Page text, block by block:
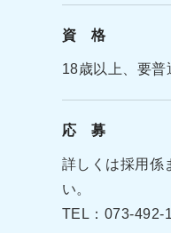
資 格
18歳以上、要普
応 募
詳しくは採用係
い。
TEL：073-492-